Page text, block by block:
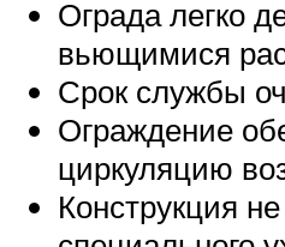
Ограда легко
вьющимися
Срок службы
Ограждение
циркуляцию
Конструкция